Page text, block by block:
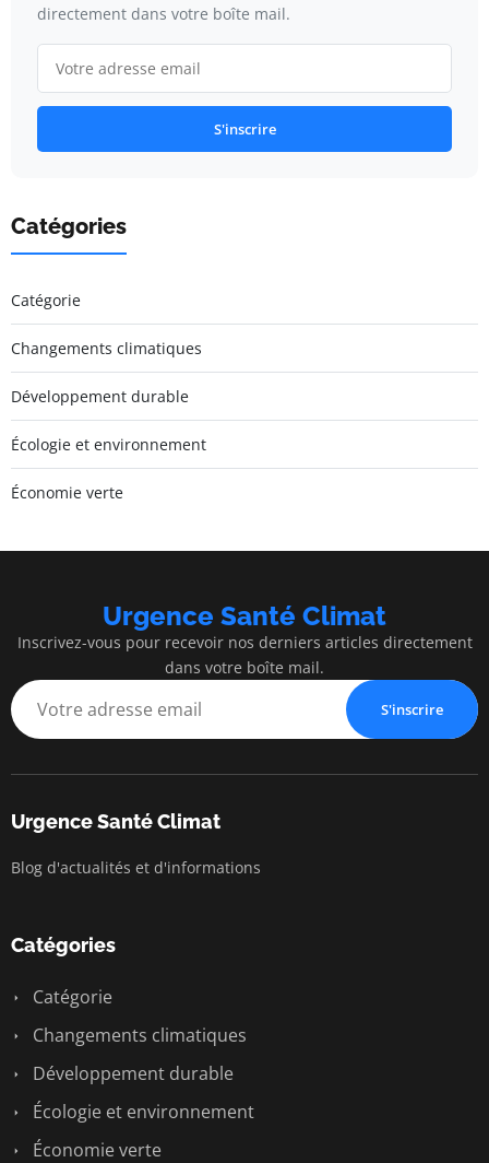
directement dans votre boîte mail.
S'inscrire
Catégories
Catégorie
Changements climatiques
Développement durable
Écologie et environnement
Économie verte
Urgence Santé Climat
Inscrivez-vous pour recevoir nos derniers articles directement
dans votre boîte mail.
S'inscrire
Urgence Santé Climat
Blog d'actualités et d'informations
Catégories
Catégorie
Changements climatiques
Développement durable
Écologie et environnement
Économie verte